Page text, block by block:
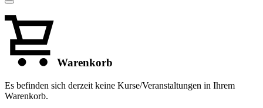
Warenkorb
Es befinden sich derzeit keine Kurse/Veranstaltungen in Ihrem
Warenkorb.